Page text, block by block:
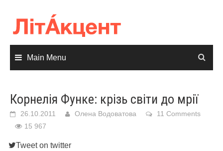
content
Main Menu
Корнелія Функе: крізь світи до мрії
26.10.2011 Олена Водоватова
11 Comments
15 967
Tweet on twitter